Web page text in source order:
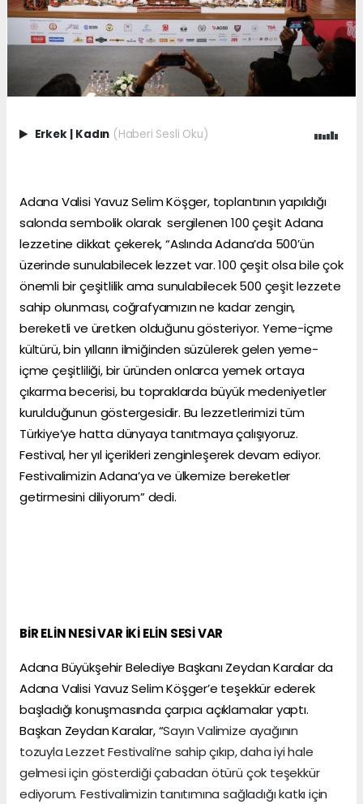
Erkek | Kadın (Haberi Sesli Oku)
Adana Valisi Yavuz Selim Köşger, toplantının yapıldığı
salonda sembolik olarak sergilenen 100 çeşit Adana
lezzetine dikkat çekerek, “Aslında Adana’da 500’ün
üzerinde sunulabilecek lezzet var. 100 çeşit olsa bile çok
önemli bir çeşitlilik ama sunulabilecek 500 çeşit lezzete
sahip olunması, coğrafyamızın ne kadar zengin,
bereketli ve üretken olduğunu gösteriyor. Yeme-içme
kültürü, bin yılların ilmiğinden süzülerek gelen yeme-
içme çeşitliliği, bir üründen onlarca yemek ortaya
çıkarma becerisi, bu topraklarda büyük medeniyetler
kurulduğunun göstergesidir. Bu lezzetlerimizi tüm
Türkiye’ye hatta dünyaya tanıtmaya çalışıyoruz.
Festival, her yıl içerikleri zenginleşerek devam ediyor.
Festivalimizin Adana’ya ve ülkemize bereketler
getirmesini diliyorum” dedi.
BİR ELİN NESİ VAR İKİ ELİN SESİ VAR
Adana Büyükşehir Belediye Başkanı Zeydan Karalar da
Adana Valisi Yavuz Selim Köşger’e teşekkür ederek
başladığı konuşmasında çarpıcı açıklamalar yaptı.
Başkan Zeydan Karalar, “Sayın Valimize ayağının
tozuyla Lezzet Festivali’ne sahip çıkıp, daha iyi hale
gelmesi için gösterdiği çabadan ötürü çok teşekkür
ediyorum. Festivalimizin tanıtımına sağladığı katkı için